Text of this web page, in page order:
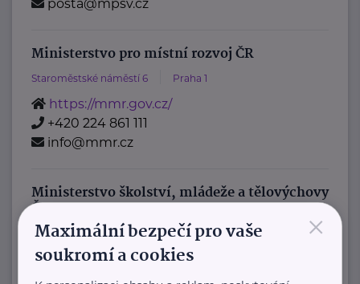
posta@mpsv.cz
Ministerstvo pro místní rozvoj ČR
Staroměstské náměstí 6 Praha 1
https://mmr.gov.cz/
+420 224 861 111
info@mmr.cz
Ministerstvo školství, mládeže a tělovýchovy
ČR
Karmelitská 529/5 Praha 1
Pověřenec pro ochranu osobních údajů
×
Maximální bezpečí pro vaše
soukromí a cookies